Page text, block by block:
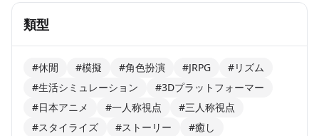
類型
#休閒 #模擬 #角色扮演 #JRPG
#リズム
#生活シミュレーション
#3Dプラットフォーマー
#日本アニメ
#一人称視点
#三人称視点
#スタイライズ
#ストーリー
#癒し